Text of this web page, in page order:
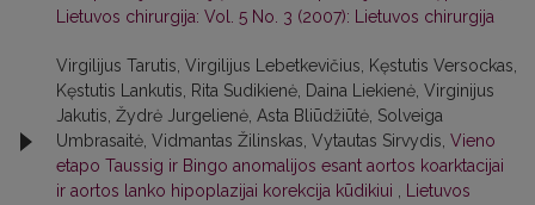
Lietuvos chirurgija: Vol. 5 No. 3 (2007): Lietuvos chirurgija
Virgilijus Tarutis, Virgilijus Lebetkevičius, Kęstutis Versockas,
Kęstutis Lankutis, Rita Sudikienė, Daina Liekienė, Virginijus
Jakutis, Žydrė Jurgelienė, Asta Bliūdžiūtė, Solveiga
Umbrasaitė, Vidmantas Žilinskas, Vytautas Sirvydis, Vieno
etapo Taussig ir Bingo anomalijos esant aortos koarktacijai
ir aortos lanko hipoplazijai korekcija kūdikiui
Lietuvos